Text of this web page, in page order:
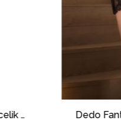
Dedo Fantazi Gecelik 3121